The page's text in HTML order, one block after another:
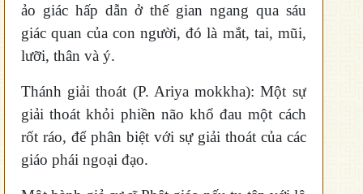
ảo giác hấp dẫn ở thế gian ngang qua sáu
giác quan của con người, đó là mắt, tai, mũi,
lưỡi, thân và ý.
Thánh giải thoát (P. Ariya mokkha): Một sự
giải thoát khỏi phiền não khổ đau một cách
rốt ráo, để phân biệt với sự giải thoát của các
giáo phái ngoại đạo.